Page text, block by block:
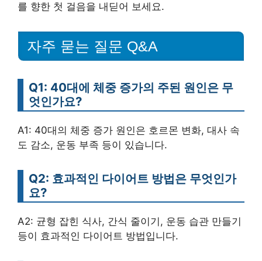
를 향한 첫 걸음을 내딛어 보세요.
자주 묻는 질문 Q&A
Q1: 40대에 체중 증가의 주된 원인은 무
엇인가요?
A1: 40대의 체중 증가 원인은 호르몬 변화, 대사 속
도 감소, 운동 부족 등이 있습니다.
Q2: 효과적인 다이어트 방법은 무엇인가
요?
A2: 균형 잡힌 식사, 간식 줄이기, 운동 습관 만들기
등이 효과적인 다이어트 방법입니다.